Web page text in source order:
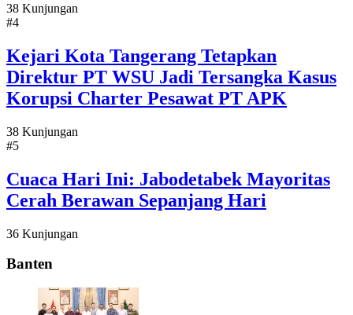
38 Kunjungan
#4
Kejari Kota Tangerang Tetapkan
Direktur PT WSU Jadi Tersangka Kasus
Korupsi Charter Pesawat PT APK
38 Kunjungan
#5
Cuaca Hari Ini: Jabodetabek Mayoritas
Cerah Berawan Sepanjang Hari
36 Kunjungan
Banten